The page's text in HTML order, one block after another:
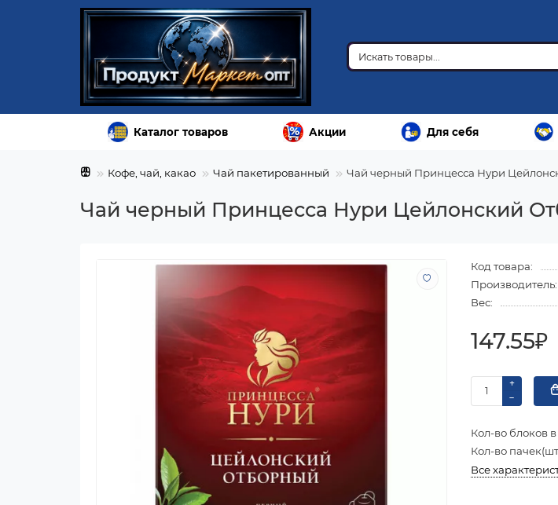
Каталог товаров Акции Для себя
Кофе, чай, какао Чай пакетированный Чай черный Принцесса Нури
Чай черный Принцесса Нури Цейлонский
Код товара:
Производитель:
Вес:
147.55₽
Кол-во блоков
Кол-во
Все